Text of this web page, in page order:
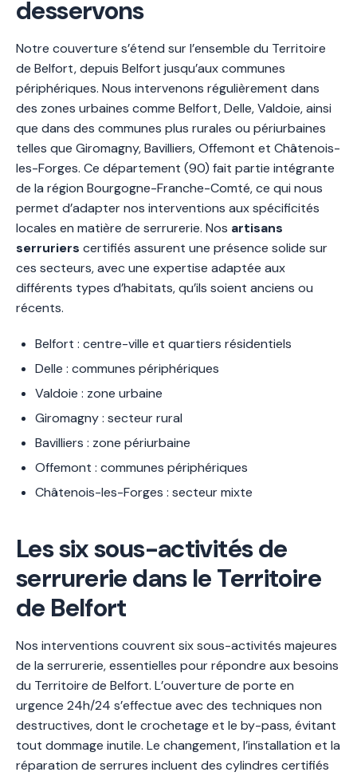
desservons
Notre couverture s’étend sur l’ensemble du Territoire
de Belfort, depuis Belfort jusqu’aux communes
périphériques. Nous intervenons régulièrement dans
des zones urbaines comme Belfort, Delle, Valdoie, ainsi
que dans des communes plus rurales ou périurbaines
telles que Giromagny, Bavilliers, Offemont et Châtenois-
les-Forges. Ce département (90) fait partie intégrante
de la région Bourgogne-Franche-Comté, ce qui nous
permet d’adapter nos interventions aux spécificités
locales en matière de serrurerie. Nos artisans
serruriers certifiés assurent une présence solide sur
ces secteurs, avec une expertise adaptée aux
différents types d’habitats, qu’ils soient anciens ou
récents.
Belfort : centre-ville et quartiers résidentiels
Delle : communes périphériques
Valdoie : zone urbaine
Giromagny : secteur rural
Bavilliers : zone périurbaine
Offemont : communes périphériques
Châtenois-les-Forges : secteur mixte
Les six sous-activités de
serrurerie dans le Territoire
de Belfort
Nos interventions couvrent six sous-activités majeures
de la serrurerie, essentielles pour répondre aux besoins
du Territoire de Belfort. L’ouverture de porte en
urgence 24h/24 s’effectue avec des techniques non
destructives, dont le crochetage et le by-pass, évitant
tout dommage inutile. Le changement, l’installation et la
réparation de serrures incluent des cylindres certifiés